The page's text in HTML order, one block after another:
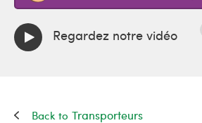
Regardez notre vidéo
Transporteurs